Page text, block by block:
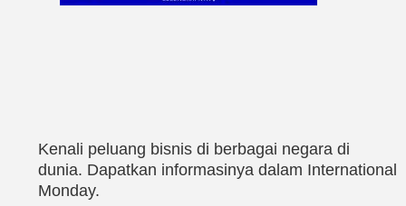
Kenali peluang bisnis di berbagai negara di
dunia. Dapatkan informasinya dalam International
Monday.